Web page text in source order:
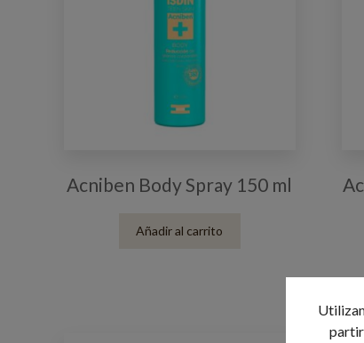
Acniben Body Spray 150 ml
Añadir al carrito
partir